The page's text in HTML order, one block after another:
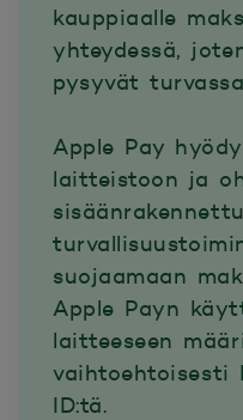
kauppiaalle
yhteydessä,
pysyvät
Apple Pay
laitteistoon ja
suojaamaan
Apple Payn
laitteeseen
vaihtoehtoisesti
ID:tä.